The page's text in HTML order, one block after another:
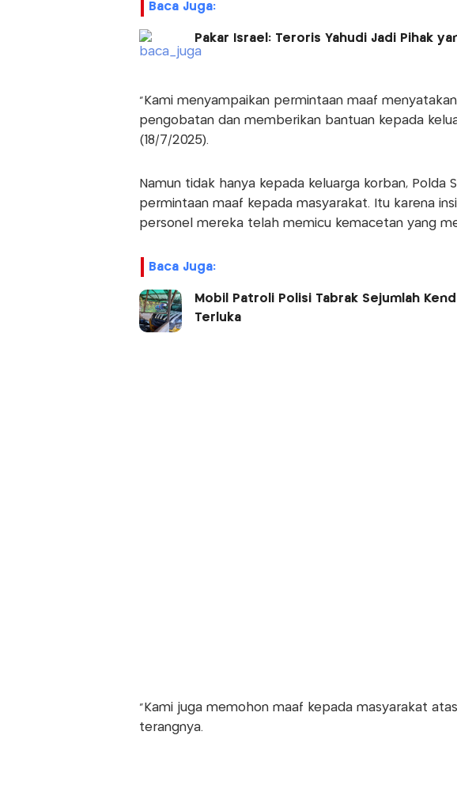
Baca Juga:
Pakar Israel: Teroris Yahudi Jadi Pihak
"Kami menyampaikan permintaan maaf
pengobatan dan memberikan bantuan kepada
(18/7/2025).
Namun tidak hanya kepada keluarga korban, Polda
permintaan maaf kepada masyarakat. Itu karena
personel mereka telah memicu kemacetan yang
Baca Juga:
Mobil Patroli Polisi Tabrak Sejumlah
Terluka
"Kami juga memohon maaf kepada masyarakat
terangnya.